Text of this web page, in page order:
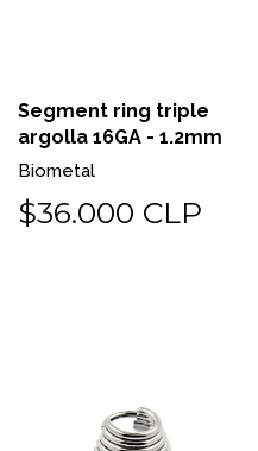
Segment ring triple
argolla 16GA - 1.2mm
Biometal
$36.000 CLP